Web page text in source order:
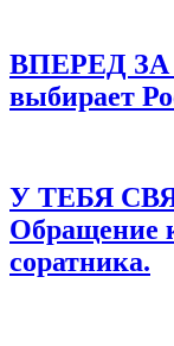
ВПЕРЕД ЗА
выбирает
У ТЕБЯ
Обращение
соратника.